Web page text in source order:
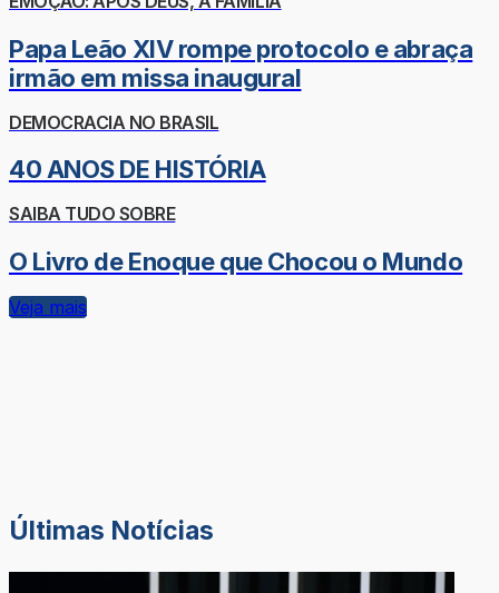
Papa Leão XIV rompe protocolo e abraça
irmão em missa inaugural
DEMOCRACIA NO BRASIL
40 ANOS DE HISTÓRIA
SAIBA TUDO SOBRE
O Livro de Enoque que Chocou o Mundo
Veja mais
Últimas Notícias